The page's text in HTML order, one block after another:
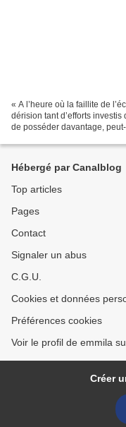
« A l’heure où la faillite de
dérision tant d’efforts
de posséder davantage,
Hébergé par Canalblog
Top articles
Pages
Contact
Signaler un abus
C.G.U.
Cookies et données
Préférences cookies
Voir le profil de emmila
Créer